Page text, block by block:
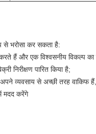
से भरोसा कर सकता है:
हैं और एक विश्वसनीय विकल्प
निरीक्षण पारित किया है;
अपने व्यवसाय से अच्छी तरह
मदद करेंगे